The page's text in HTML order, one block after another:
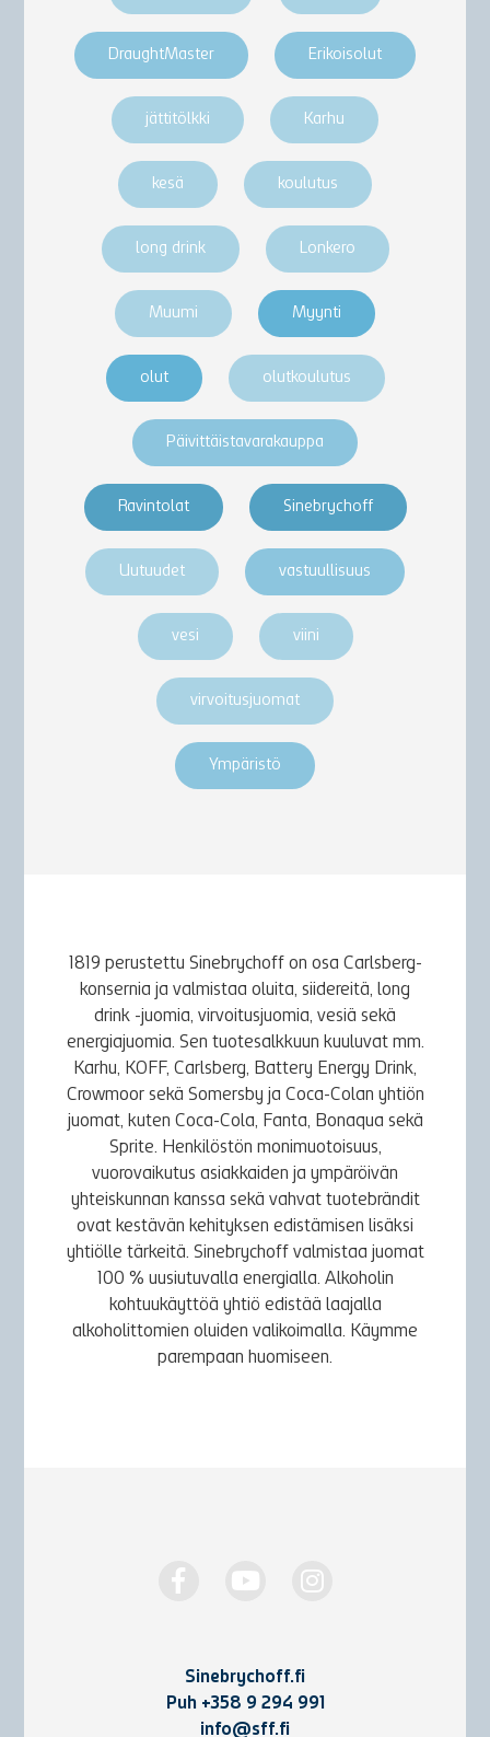
DraughtMaster Erikoisolut
jättitölkki Karhu
kesä koulutus
long drink Lonkero
Muumi Myynti
olut olutkoulutus
Päivittäistavarakauppa
Ravintolat Sinebrychoff
Uutuudet vastuullisuus
vesi viini
virvoitusjuomat
Ympäristö
1819 perustettu Sinebrychoff on osa Carlsberg-
konsernia ja valmistaa oluita, siidereitä, long
drink -juomia, virvoitusjuomia, vesiä sekä
energiajuomia. Sen tuotesalkkuun kuuluvat mm.
Karhu, KOFF, Carlsberg, Battery Energy Drink,
Crowmoor sekä Somersby ja Coca-Colan yhtiön
juomat, kuten Coca-Cola, Fanta, Bonaqua sekä
Sprite. Henkilöstön monimuotoisuus,
vuorovaikutus asiakkaiden ja ympäröivän
yhteiskunnan kanssa sekä vahvat tuotebrändit
ovat kestävän kehityksen edistämisen lisäksi
yhtiölle tärkeitä. Sinebrychoff valmistaa juomat
100 % uusiutuvalla energialla. Alkoholin
kohtuukäyttöä yhtiö edistää laajalla
alkoholittomien oluiden valikoimalla. Käymme
parempaan huomiseen.
Sinebrychoff.fi
Puh +358 9 294 991
info@sff.fi